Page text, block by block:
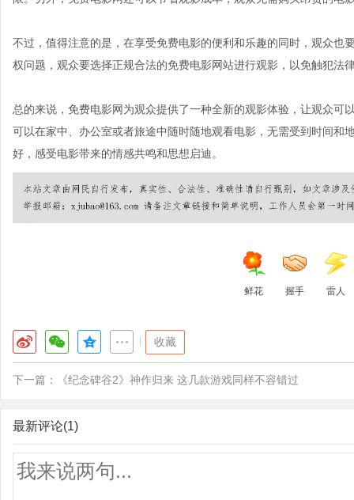
不过，值得注意的是，在享受免费电影的便利和乐趣的同时，观众也
权问题，观众要选择正规合法的免费电影网站进行观影，以免触犯法
总的来说，免费电影网为观众提供了一种全新的观影体验，让观众
可以在家中、办公室或者旅途中随时随地观看电影，无需受到时间和
好，感受电影带来的情感共鸣和思想启迪。
鲜花 握手 雷人
收藏
下一篇： 《纪念碑谷2》神作归来 这几款游戏同样不容错过
最新评论(1)